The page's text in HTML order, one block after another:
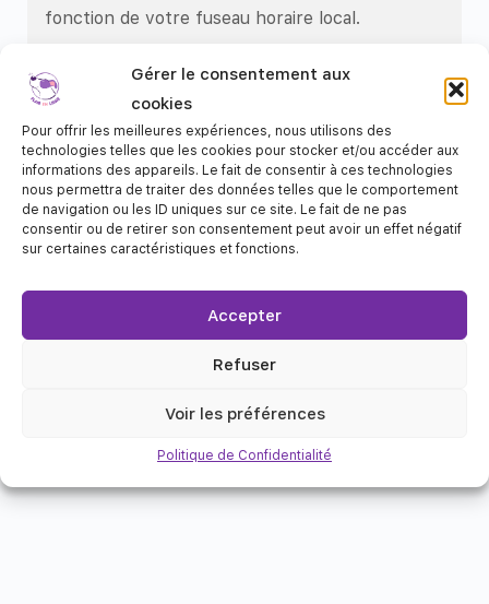
Gérer le consentement aux
cookies
Pour offrir les meilleures expériences, nous utilisons des
technologies telles que les cookies pour stocker et/ou accéder aux
informations des appareils. Le fait de consentir à ces technologies
nous permettra de traiter des données telles que le comportement
de navigation ou les ID uniques sur ce site. Le fait de ne pas
consentir ou de retirer son consentement peut avoir un effet négatif
sur certaines caractéristiques et fonctions.
Accepter
Refuser
Voir les préférences
Politique de Confidentialité
fonction de votre fuseau horaire local.
Cette réunion n'existe plus!